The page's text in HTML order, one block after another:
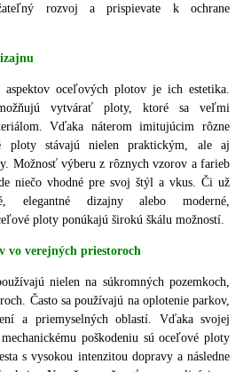
rozvoj a prispievate k ochrane
aspektov oceľových plotov je ich estetika.
vytvárať ploty, ktoré sa veľmi
Vďaka náterom imitujúcim rôzne
ploty stávajú nielen praktickým, ale aj
Možnosť výberu z rôznych vzorov a farieb
niečo vhodné pre svoj štýl a vkus. Či už
elegantné dizajny alebo moderné,
ploty ponúkajú širokú škálu možností.
vo verejných priestoroch
nielen na súkromných pozemkoch,
Často sa používajú na oplotenie parkov,
a priemyselných oblastí. Vďaka svojej
poškodeniu sú oceľové ploty
s vysokou intenzitou dopravy a následne